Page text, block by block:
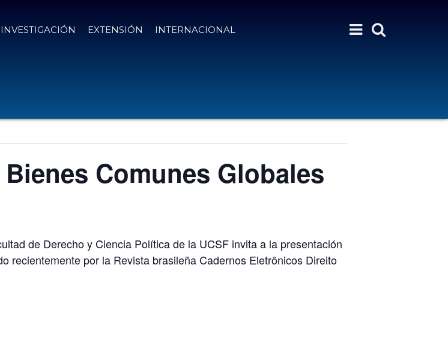
INVESTIGACIÓN EXTENSIÓN INTERNACIONAL
Comunes Globales
de Derecho y Ciencia Política de la UCSF invita a la presentación
recientemente por la Revista brasileña Cadernos Eletrônicos Direito